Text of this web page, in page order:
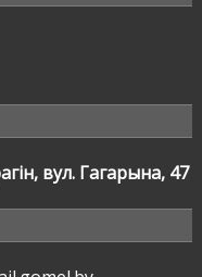
вул. Гагарына, 47